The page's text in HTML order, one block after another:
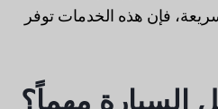
فإن هذه الخدمات توفر
السيارة مهماً؟